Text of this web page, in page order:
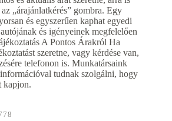
„árajánlatkérés” gombra. Egy
és egyszerűen kaphat egyedi
és igényeinek megfelelően
A Pontos Árakról Ha
szeretne, vagy kérdése van,
telefonon is. Munkatársaink
tudnak szolgálni, hogy
kapjon.